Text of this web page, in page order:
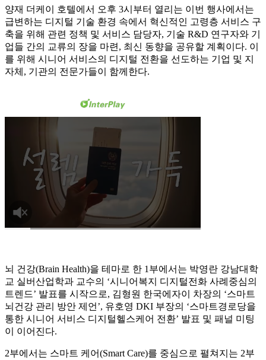
양재 더케이 호텔에서 오후 3시부터 열리는 이번 행사에서는
급변하는 디지털 기술 환경 속에서 혁신적인 고령층 서비스 구
축을 위해 관련 정책 및 서비스 담당자, 기술 R&D 연구자와 기
업들 간의 교류의 장을 마련, 최신 동향을 공유할 계획이다. 이
를 위해 시니어 서비스의 디지털 전환을 선도하는 기업 및 지
자체, 기관의 전문가들이 함께한다.
뇌 건강(Brain Health)을 테마로 한 1부에서는 박영란 강남대학
교 실버산업학과 교수의 ‘시니어복지 디지털전화 사례중심의
트렌드’ 발표를 시작으로, 김형원 한국에자이 차장의 ‘스마트
뇌건강 관리 방안 제언’, 유호영 DKI 부장의 ‘스마트경로당을
통한 시니어 서비스 디지털헬스케어 전환’ 발표 및 패널 미팅
이 이어진다.
2부에서는 스마트 케어(Smart Care)를 중심으로 펼쳐지는 2부